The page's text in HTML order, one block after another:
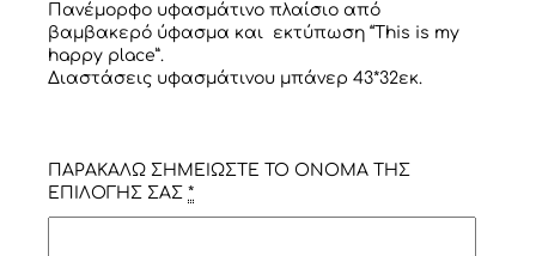
Πανέμορφο υφασμάτινο πλαίσιο από
βαμβακερό ύφασμα και εκτύπωση “This is my
happy place”.
Διαστάσεις υφασμάτινου μπάνερ 43*32εκ.
ΠΑΡΑΚΑΛΩ ΣΗΜΕΙΩΣΤΕ ΤΟ ΟΝΟΜΑ ΤΗΣ
ΕΠΙΛΟΓΗΣ ΣΑΣ *